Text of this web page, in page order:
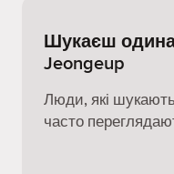
Шукаєш
Jeongeup
Люди, які
часто